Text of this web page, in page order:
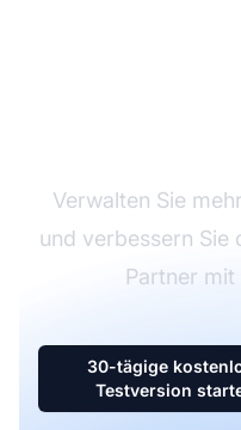
Verwalten Sie
und verbessern Sie
Partner mit
30-tägige
Testversion